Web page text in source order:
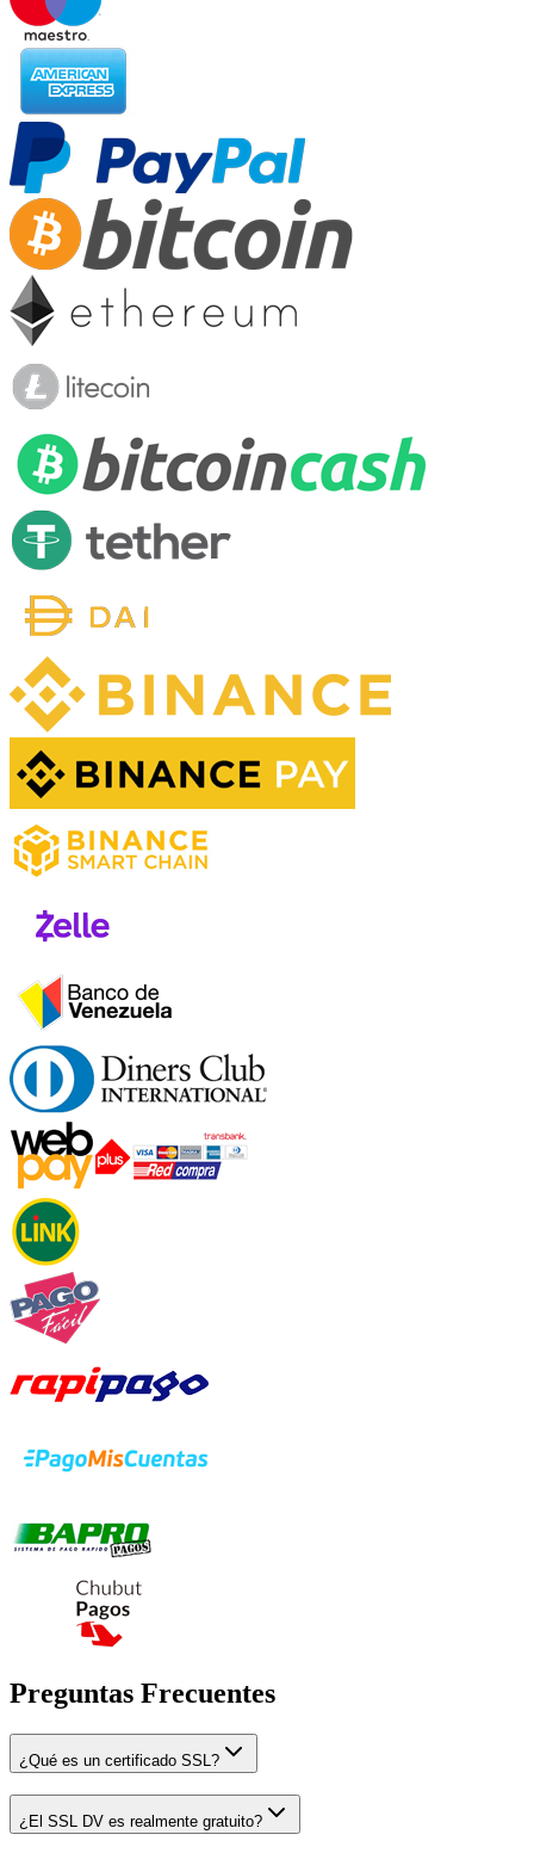
Preguntas Frecuentes
¿Qué es un certificado SSL?
¿El SSL DV es realmente gratuito?